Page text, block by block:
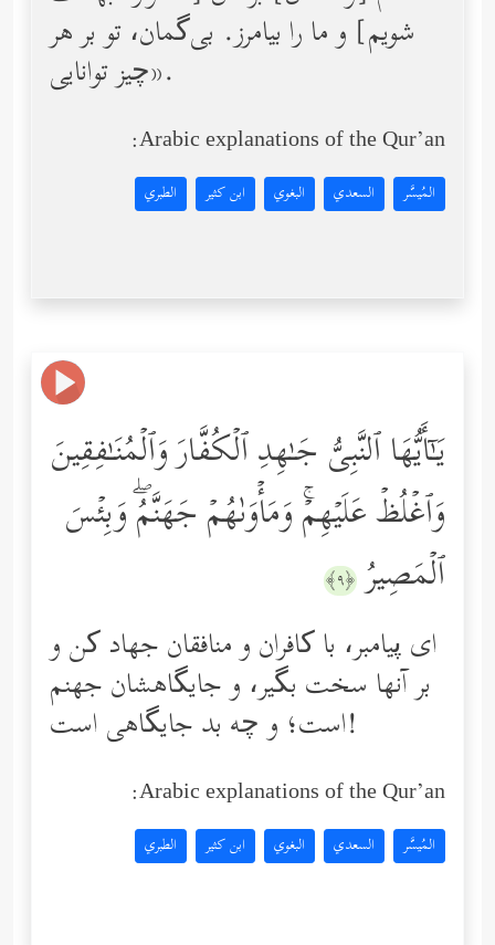
شویم] و ما را بیامرز. بی‌گمان، تو بر هر
چیز توانایی».
Arabic explanations of the Qur’an:
المُيسَّر السعدي البغوي ابن كثير الطبري
یَـٰۤأَیُّهَا ٱلنَّبِیُّ جَـٰهِدِ ٱلۡكُفَّارَ وَٱلۡمُنَـٰفِقِینَ
وَٱغۡلُظۡ عَلَیۡهِمۡۚ وَمَأۡوَىٰهُمۡ جَهَنَّمُۖ وَبِئۡسَ
ٱلۡمَصِیرُ ﴿٩﴾
ای پیامبر، با کافران و منافقان جهاد کن و
بر آنها سخت بگیر، و جایگاهشان جهنم
است؛ و چه بد جایگاهی است!
Arabic explanations of the Qur’an:
المُيسَّر السعدي البغوي ابن كثير الطبري